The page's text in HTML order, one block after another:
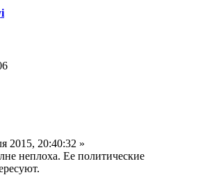
2015, 20:40:32 »
неплоха. Ее политические